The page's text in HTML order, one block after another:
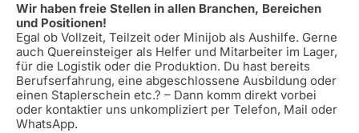
Wir haben freie Stellen in allen Branchen, Bereichen
und Positionen!
Egal ob Vollzeit, Teilzeit oder Minijob als Aushilfe. Gerne
auch Quereinsteiger als Helfer und Mitarbeiter im Lager,
für die Logistik oder die Produktion. Du hast bereits
Berufserfahrung, eine abgeschlossene Ausbildung oder
einen Staplerschein etc.? – Dann komm direkt vorbei
oder kontaktier uns unkompliziert per Telefon, Mail oder
WhatsApp.